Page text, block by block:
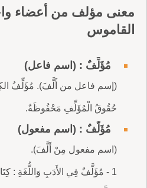
معنى مؤلف من أعضاء
القاموس
مُؤَلِّفٌ : (اسم فاعل)
(إسم فاعل من أَلَّفَ). مُؤَلِّفُ
حُقُوقُ الْمُؤَلِّفِ مَحْفُوظَةٌ.
مُؤَلَّفٌ : (اسم مفعول)
(اسم مفعول مِنْ أَلَّفَ).
1 - مُؤَلَّفٌ فِي الأَدَبِ وَاللُّغَةِ :